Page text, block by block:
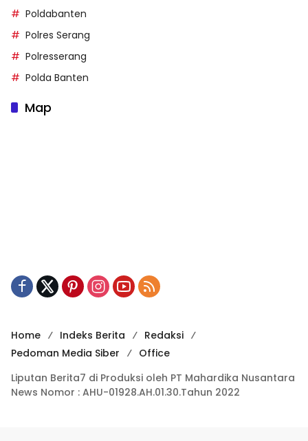
Poldabanten
Polres Serang
Polresserang
Polda Banten
Map
Home Indeks Berita
Redaksi
Pedoman Media Siber
Office
Liputan Berita7 di Produksi oleh PT Mahardika Nusantara
News Nomor : AHU-01928.AH.01.30.Tahun 2022